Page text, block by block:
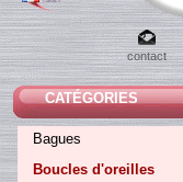
contact
CATÉGORIES
Bagues
Boucles d'oreilles